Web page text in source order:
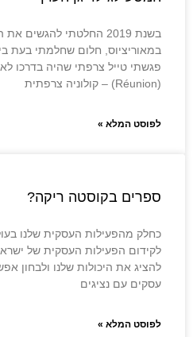
בשנת 2019 החלטתי להגשים
במאוריציוס, חלום שחלמתי בעת
פגשתי טייל צרפתי שהיה בדרכו לאי
(Réunion) – קולוניה צרפתית
לפוסט המלא »
ספרים בקוסטה ריקה?
כחלק מהפעילות העסקית שלנו
לקידום הפעילות העסקית של
להציג את היכולות שלנו ולבחון
עסקים עם נציגים
לפוסט המלא »